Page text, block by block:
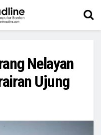
Nelayan
Ujung